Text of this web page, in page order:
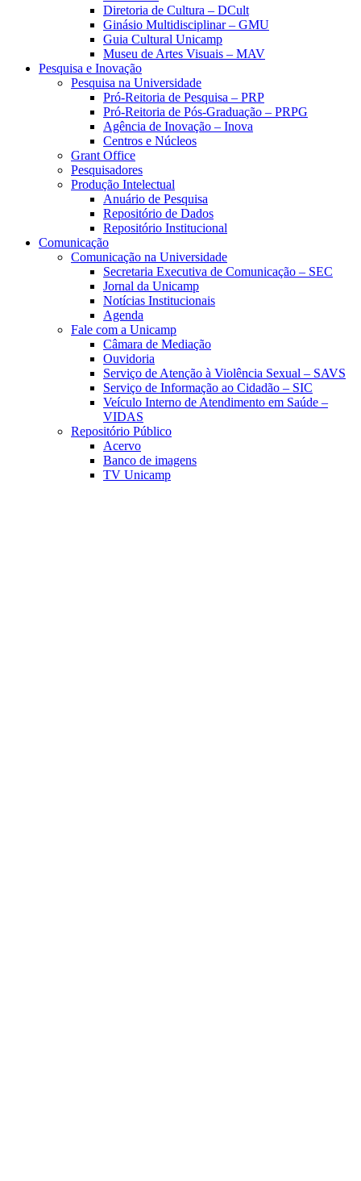
Diretoria de Cultura – DCult
Ginásio Multidisciplinar – GMU
Guia Cultural Unicamp
Museu de Artes Visuais – MAV
Pesquisa e Inovação
Pesquisa na Universidade
Pró-Reitoria de Pesquisa – PRP
Pró-Reitoria de Pós-Graduação – PRPG
Agência de Inovação – Inova
Centros e Núcleos
Grant Office
Pesquisadores
Produção Intelectual
Anuário de Pesquisa
Repositório de Dados
Repositório Institucional
Comunicação
Comunicação na Universidade
Secretaria Executiva de Comunicação – SEC
Jornal da Unicamp
Notícias Institucionais
Agenda
Fale com a Unicamp
Câmara de Mediação
Ouvidoria
Serviço de Atenção à Violência Sexual – SAVS
Serviço de Informação ao Cidadão – SIC
Veículo Interno de Atendimento em Saúde –
VIDAS
Repositório Público
Acervo
Banco de imagens
TV Unicamp